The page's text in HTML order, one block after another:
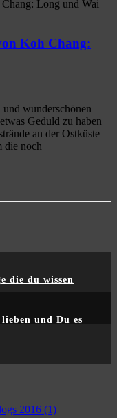
Koh Chang:
wunderschönen
Geduld zu haben
an der Ostküste
die noch
die du wissen
und Du es